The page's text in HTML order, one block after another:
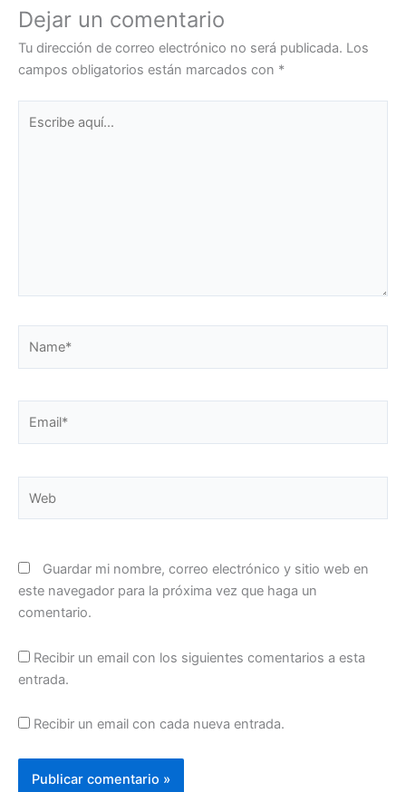
Dejar un comentario
Tu dirección de correo electrónico no será publicada. Los
campos obligatorios están marcados con *
aquí...
Guardar mi nombre, correo electrónico y sitio web en
este navegador para la próxima vez que haga un
comentario.
Recibir un email con los siguientes comentarios a esta
entrada.
Recibir un email con cada nueva entrada.